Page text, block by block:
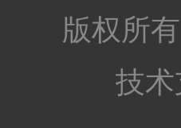
版权所
技术